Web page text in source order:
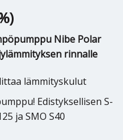
Nibe Polar
rinnalle
lämmityskulut
Edistyksellisen S-
ja SMO S40